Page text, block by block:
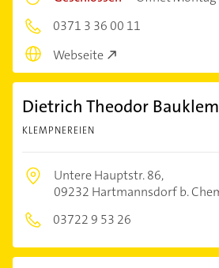
0371 3 36 00 11
Webseite
Dietrich Theodor
KLEMPNEREIEN
Untere Hauptstr. 86,
09232 Hartmannsdorf b.
03722 9 53 26